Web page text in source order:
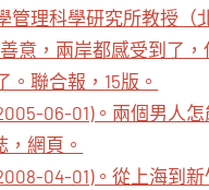
管理科學研究所教授（
善意，兩岸都感受到了
。聯合報，15版。
06-01)。兩個男人怎
網頁。
04-01)。從上海到新